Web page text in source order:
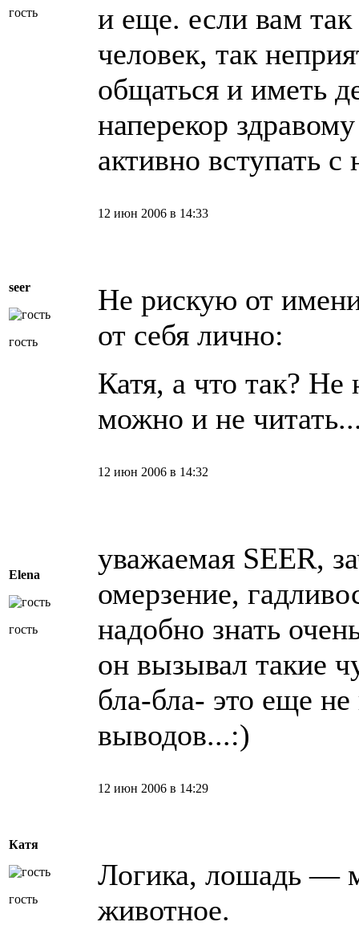
гость
и еще. если вам так
человек, так
общаться и иметь
наперекор
активно вступать с
seer
гость
12 июн 2006 в 14:33
Не рискую от
от себя лично:
Катя, а что так? Не
можно и не
Elena
гость
12 июн 2006 в 14:32
уважаемая SEER,
омерзение,
надобно знать
он вызывал такие
бла-бла- это еще
выводов...:)
Катя
гость
12 июн 2006 в 14:29
Логика, лошадь —
животное.